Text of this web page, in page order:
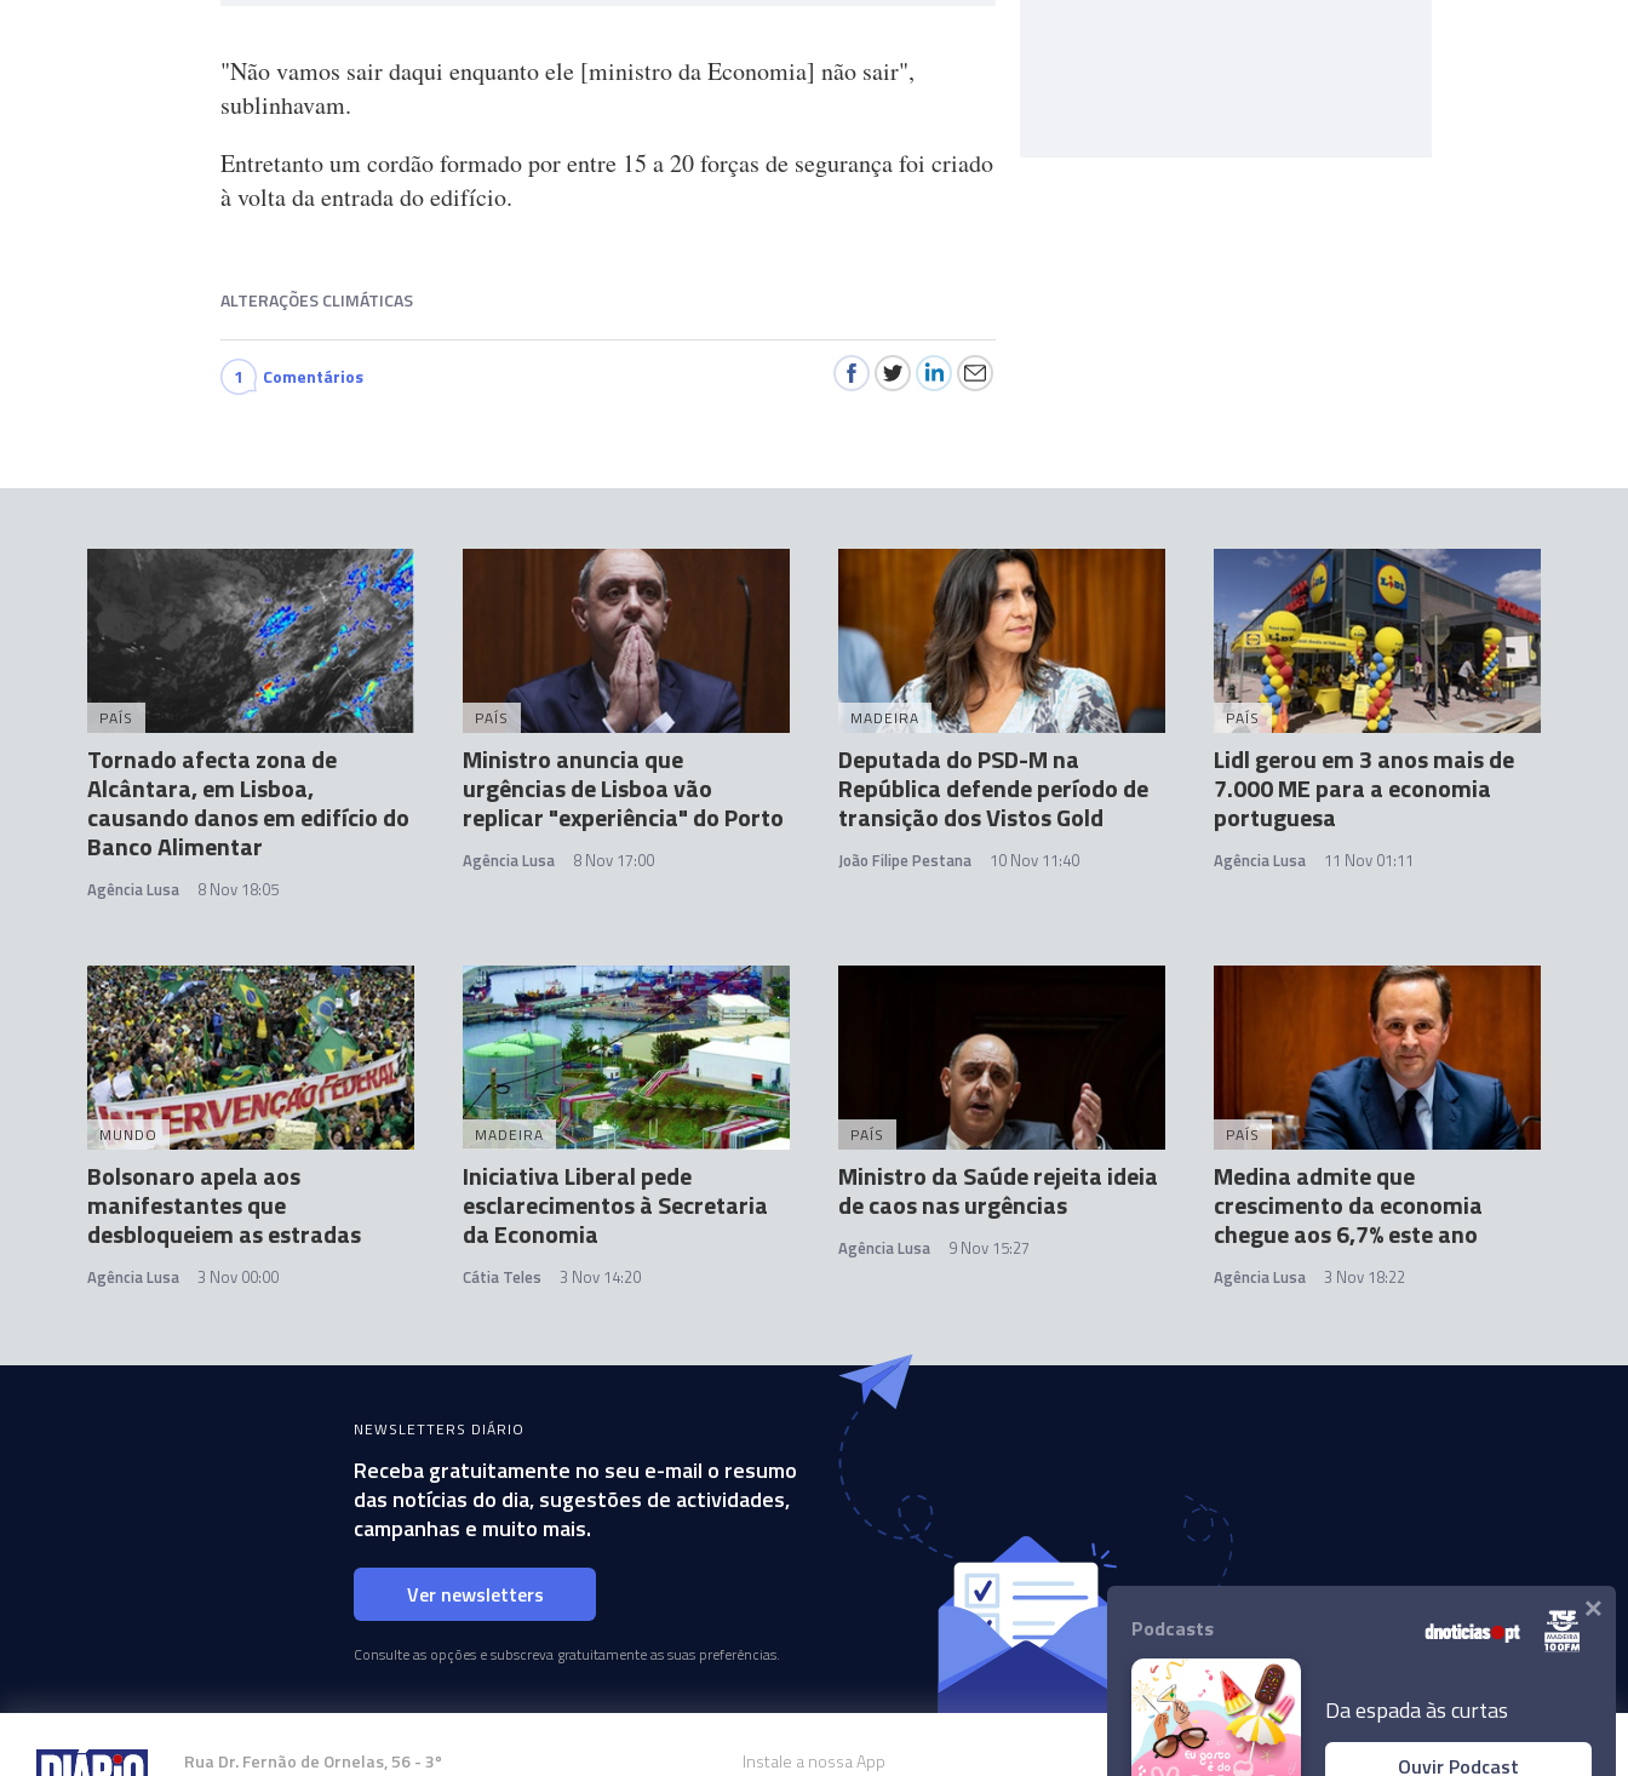
"Não vamos sair daqui enquanto ele [ministro da Economia] não sair",
sublinhavam.
Entretanto um cordão formado por entre 15 a 20 forças de segurança foi criado
à volta da entrada do edifício.
ALTERAÇÕES CLIMÁTICAS
1 Comentários
PAÍS
Tornado afecta zona de
Alcântara, em Lisboa,
causando danos em edifício do
Banco Alimentar
Agência Lusa 8 Nov 18:05
PAÍS
Ministro anuncia que
urgências de Lisboa vão
replicar "experiência" do Porto
Agência Lusa 8 Nov 17:00
MADEIRA
Deputada do PSD-M na
República defende período de
transição dos Vistos Gold
João Filipe Pestana 10 Nov 11:40
PAÍS
Lidl gerou em 3 anos mais de
7.000 ME para a economia
portuguesa
Agência Lusa 11 Nov 01:11
MUNDO
Bolsonaro apela aos
manifestantes que
desbloqueiem as estradas
Agência Lusa 3 Nov 00:00
MADEIRA
Iniciativa Liberal pede
esclarecimentos à Secretaria
da Economia
Cátia Teles 3 Nov 14:20
PAÍS
Ministro da Saúde rejeita ideia
de caos nas urgências
Agência Lusa 9 Nov 15:27
PAÍS
Medina admite que
crescimento da economia
chegue aos 6,7% este ano
Agência Lusa 3 Nov 18:22
NEWSLETTERS DIÁRIO
Receba gratuitamente no seu e-mail o resumo
das notícias do dia, sugestões de actividades,
campanhas e muito mais.
Ver newsletters
Consulte as opções e subscreva gratuitamente as suas preferências.
Rua Dr. Fernão de Ornelas, 56 - 3º
Instale a nossa App
Podcasts
Da espada às curtas
Ouvir Podcast
×